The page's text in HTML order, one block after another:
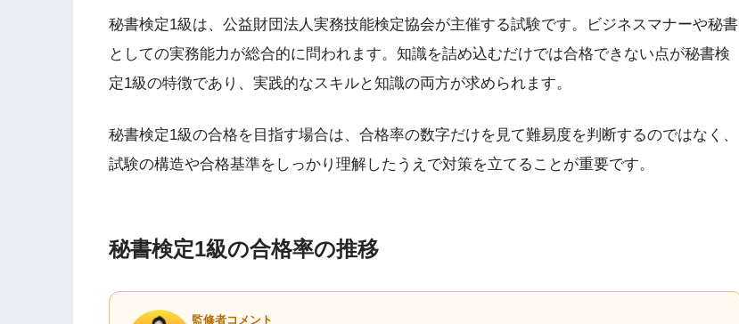
秘書検定1級は、公益財団法人実務技能検定協会が主催する試験です。ビジネスマナーや秘書
としての実務能力が総合的に問われます。知識を詰め込むだけでは合格できない点が秘書検
定1級の特徴であり、実践的なスキルと知識の両方が求められます。
秘書検定1級の合格を目指す場合は、合格率の数字だけを見て難易度を判断するのではなく、
試験の構造や合格基準をしっかり理解したうえで対策を立てることが重要です。
秘書検定1級の合格率の推移
監修者コメント